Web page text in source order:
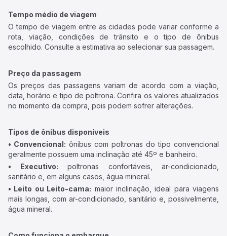
Tempo médio de viagem
O tempo de viagem entre as cidades pode variar conforme a
rota, viação, condições de trânsito e o tipo de ônibus
escolhido. Consulte a estimativa ao selecionar sua passagem.
Preço da passagem
Os preços das passagens variam de acordo com a viação,
data, horário e tipo de poltrona. Confira os valores atualizados
no momento da compra, pois podem sofrer alterações.
Tipos de ônibus disponíveis
• Convencional: ônibus com poltronas do tipo convencional
geralmente possuem uma inclinação até 45º e banheiro.
• Executivo: poltronas confortáveis, ar-condicionado,
sanitário e, em alguns casos, água mineral.
• Leito ou Leito-cama: maior inclinação, ideal para viagens
mais longas, com ar-condicionado, sanitário e, possivelmente,
água mineral.